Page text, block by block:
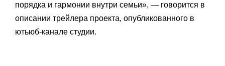
порядка и гармонии внутри семьи», — говорится в
описании трейлера проекта, опубликованного в
ютьюб-канале студии.